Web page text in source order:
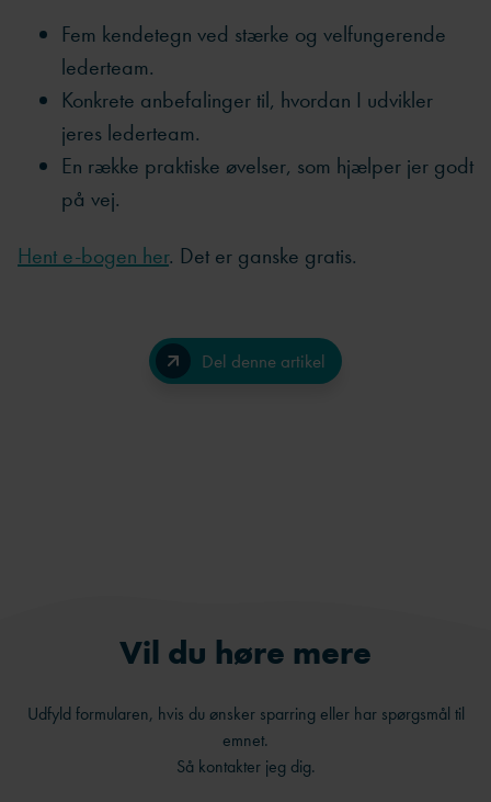
Fem kendetegn ved stærke og velfungerende
lederteam.
Konkrete anbefalinger til, hvordan I udvikler
jeres lederteam.
En række praktiske øvelser, som hjælper jer godt
på vej.
Hent e-bogen her. Det er ganske gratis.
Del denne artikel
Vil du høre mere
Udfyld formularen, hvis du ønsker sparring eller har spørgsmål til
emnet.
Så kontakter jeg dig.